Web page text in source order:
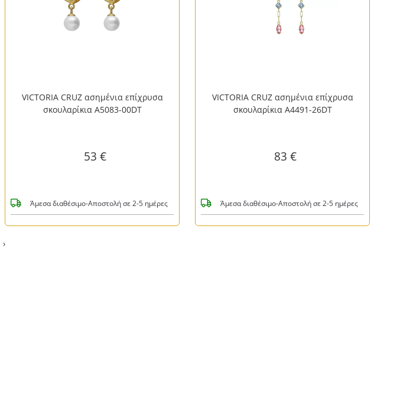
VICTORIA CRUZ ασημένια επίχρυσα
σκουλαρίκια A5083-00DT
53 €
Άμεσα διαθέσιμο-Αποστολή σε 2-5 ημέρες
VICTORIA CRUZ ασημένια επίχρυσα
σκουλαρίκια A4491-26DT
83 €
Άμεσα διαθέσιμο-Αποστολή σε 2-5 ημέρες
›